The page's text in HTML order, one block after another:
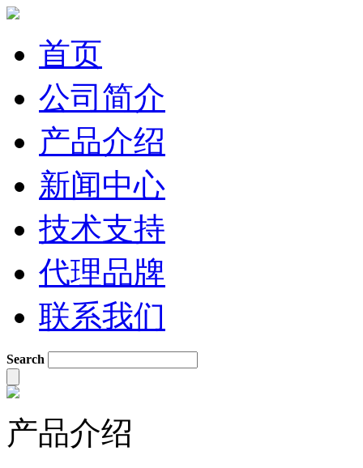
首页
公司简介
产品介绍
新闻中心
技术支持
代理品牌
联系我们
Search
产品介绍